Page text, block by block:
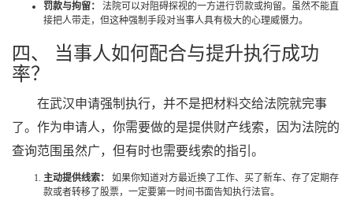
罚款与拘留：
法院可以对阻碍探视的一方进行罚款或拘留。虽然不能直
接把人带走，但这种强制手段对当事人具有极大的心理威慑力。
四、 当事人如何配合与提升执行成功
率？
在武汉申请强制执行，并不是把材料交给法院就完事
了。作为申请人，你需要做的是提供财产线索，因为法院的
查询范围虽然广，但有时也需要线索的指引。
主动提供线索：
如果你知道对方最近换了工作、买了新车、存了定期存
款或者转移了股票，一定要第一时间书面告知执行法官。